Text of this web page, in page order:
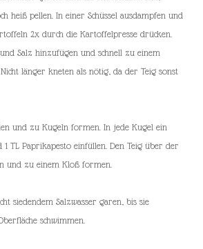
heiß pellen. In einer Schüssel ausdampfen und
2x durch die Kartoffelpresse drücken.
Salz hinzufügen und schnell zu einem
länger kneten als nötig, da der Teig sonst
und zu Kugeln formen. In jede Kugel ein
1 TL Paprikapesto einfüllen. Den Teig über der
und zu einem Kloß formen.
siedendem Salzwasser garen, bis sie
schwimmen.